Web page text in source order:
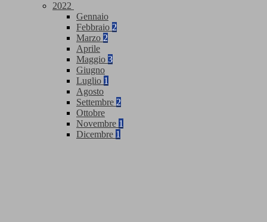
2022
Gennaio
Febbraio 2
Marzo 2
Aprile
Maggio 3
Giugno
Luglio 1
Agosto
Settembre 2
Ottobre
Novembre 1
Dicembre 1